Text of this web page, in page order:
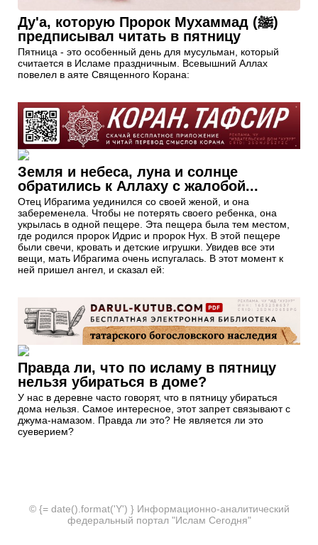
Ду'а, которую Пророк Мухаммад (ﷺ)
предписывал читать в пятницу
Пятница - это особенный день для мусульман, который
считается в Исламе праздничным. Всевышний Аллах
повелел в аяте Священного Корана:
Земля и небеса, луна и солнце
обратились к Аллаху с жалобой...
Отец Ибрагима уединился со своей женой, и она
забеременела. Чтобы не потерять своего ребенка, она
укрылась в одной пещере. Эта пещера была тем местом,
где родился пророк Идрис и пророк Нух. В этой пещере
были свечи, кровать и детские игрушки. Увидев все эти
вещи, мать Ибрагима очень испугалась. В этот момент к
ней пришел ангел, и сказал ей:
Правда ли, что по исламу в пятницу
нельзя убираться в доме?
У нас в деревне часто говорят, что в пятницу убираться
дома нельзя. Самое интересное, этот запрет связывают с
джума-намазом. Правда ли это? Не является ли это
суеверием?
© {= date().format('Y') } Информационно-аналитический
федеральный портал "Ислам Сегодня"